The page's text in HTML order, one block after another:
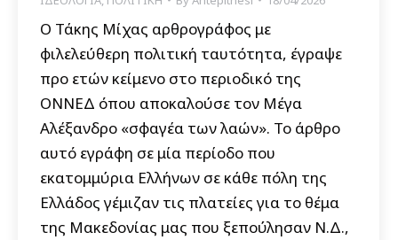
O Τάκης Μίχας αρθρογράφος με
φιλελεύθερη πολιτική ταυτότητα, έγραψε
προ ετών κείμενο στο περιοδικό της
ΟΝΝΕΔ όπου αποκαλούσε τον Μέγα
Αλέξανδρο «σφαγέα των λαών». Το άρθρο
αυτό εγράφη σε μία περίοδο που
εκατομμύρια Ελλήνων σε κάθε πόλη της
Ελλάδος γέμιζαν τις πλατείες για το θέμα
της Μακεδονίας μας που ξεπούλησαν Ν.Δ.,